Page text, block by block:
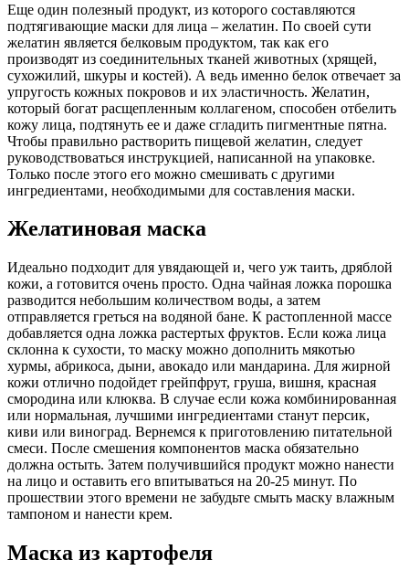
Еще один полезный продукт, из которого составляются
подтягивающие маски для лица – желатин. По своей сути
желатин является белковым продуктом, так как его
производят из соединительных тканей животных (хрящей,
сухожилий, шкуры и костей). А ведь именно белок отвечает за
упругость кожных покровов и их эластичность. Желатин,
который богат расщепленным коллагеном, способен отбелить
кожу лица, подтянуть ее и даже сгладить пигментные пятна.
Чтобы правильно растворить пищевой желатин, следует
руководствоваться инструкцией, написанной на упаковке.
Только после этого его можно смешивать с другими
ингредиентами, необходимыми для составления маски.
Желатиновая маска
Идеально подходит для увядающей и, чего уж таить, дряблой
кожи, а готовится очень просто. Одна чайная ложка порошка
разводится небольшим количеством воды, а затем
отправляется греться на водяной бане. К растопленной массе
добавляется одна ложка растертых фруктов. Если кожа лица
склонна к сухости, то маску можно дополнить мякотью
хурмы, абрикоса, дыни, авокадо или мандарина. Для жирной
кожи отлично подойдет грейпфрут, груша, вишня, красная
смородина или клюква. В случае если кожа комбинированная
или нормальная, лучшими ингредиентами станут персик,
киви или виноград. Вернемся к приготовлению питательной
смеси. После смешения компонентов маска обязательно
должна остыть. Затем получившийся продукт можно нанести
на лицо и оставить его впитываться на 20-25 минут. По
прошествии этого времени не забудьте смыть маску влажным
тампоном и нанести крем.
Маска из картофеля